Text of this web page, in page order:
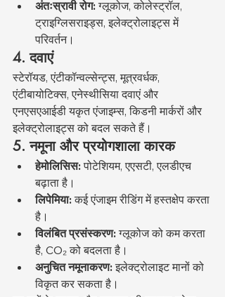
अंतःस्रावी रोग: ग्लूकोज, कोलेस्ट्रॉल,
ट्राइग्लिसराइड्स, इलेक्ट्रोलाइट्स में
परिवर्तन।
4. दवाएं
स्टेरॉयड, एंटीकॉन्वल्सेन्ट्स, मूत्रवर्धक,
एंटीबायोटिक्स, एनेस्थीसिया दवाएं और
एनएसएआईडी यकृत एंजाइम्स, किडनी मार्करों और
इलेक्ट्रोलाइट्स को बदल सकते हैं।
5. नमूना और प्रयोगशाला कारक
हेमोलिसिस: पोटेशियम, एएसटी, एलडीएच
बढ़ाता है।
लिपेमिया: कई एंजाइम रीडिंग में हस्तक्षेप करता
है।
विलंबित प्रसंस्करण: ग्लूकोज को कम करता
है, CO₂ को बदलता है।
अनुचित नमूनाकरण: इलेक्ट्रोलाइट मानों को
विकृत कर सकता है।